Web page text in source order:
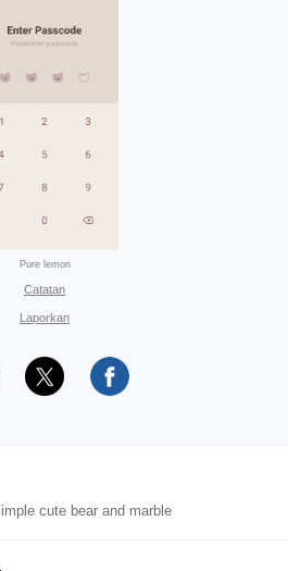
Pure lemon
Catatan
Laporkan
cute bear and marble